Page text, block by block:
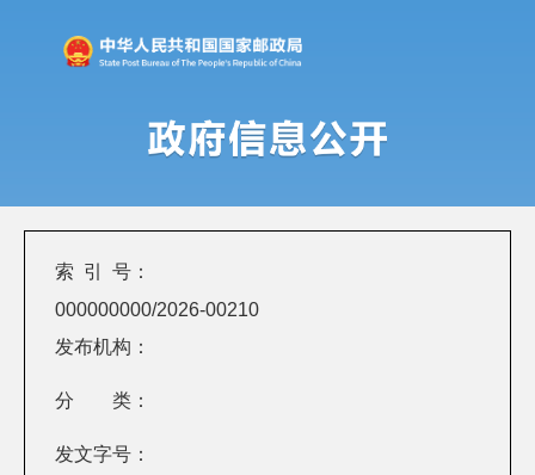
索 引 号：
000000000/2026-00210
发布机构：
分 类：
发文字号：